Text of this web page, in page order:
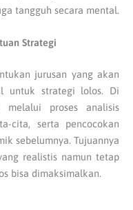
tangguh secara mental.
Strategi
jurusan yang akan
untuk strategi lolos. Di
melalui proses analisis
cita, serta pencocokan
sebelumnya. Tujuannya
realistis namun tetap
bisa dimaksimalkan.